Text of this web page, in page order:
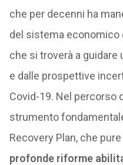
che per decenni ha
del sistema economico
che si troverà a guidare
e dalle prospettive
Covid-19. Nel percorso
strumento
Recovery Plan, che
profonde riforme